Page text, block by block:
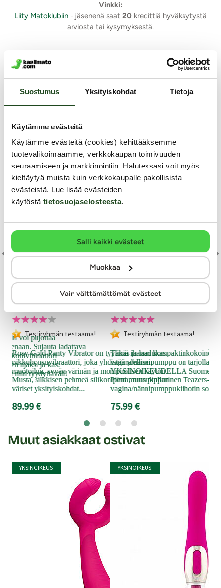
Suostumus Yksityiskohdat Tietoja
Käytämme evästeitä
Käytämme evästeitä (cookies) kehittääksemme
tuotevalikoimaamme, verkkokaupan toimivuuden
seuraamiseen ja markkinointiin. Halutessasi voit myös
kieltäytyä muista kuin verkkokaupalle pakollisista
evästeistä. Lue lisää evästeiden
käytöstä tietosuojaselosteesta.
Salli kaikki evästeet
Muokkaa
Vain välttämättömät evästeet
Vinkki:
Liity Matoklubiin - jäsenenä saat 20 kredittiä hyväksytystä
arviosta tai kysymyksestä.
Samankaltaisia tuotteita
ja
voi pujottaa
Sujauta ladattava
silikonivibraattori
ajaksi ja kas:
niin tyydyttävää!
Panty Vibrator -
Pikkuhousuvibraattori
Testiryhmän testaama!
Rosy Gold Panty Vibrator on tyylikäs ja laadukas
pikkuhousuvibraattori, joka yhdistää ylellisen
muotoilun, syvän värinän ja monipuolisen käytön.
Musta, silkkisen pehmeä silikonipinta, ruusukullan
väriset yksityiskohdat...
89.99 €
Teazers
Moottoroitu
klitoriskiihottimella
Testiryhmän testaama!
Tämä ihanan kompaktinkokoinen
vagina/nännipumppu on tarjolla
YKSINOIKEUDELLA Suomessa
Pieni mutta pippurinen Teazers-
vagina/nännipumppukiihotin sopii
75.99 €
3-
ja
Muut asiakkaat ostivat
YKSINOIKEUS YKSINOIKEUS